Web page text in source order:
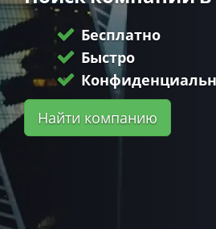
Бесплатно
Быстро
Найти компанию